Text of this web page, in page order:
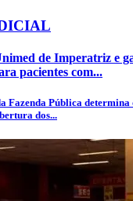
de Imperatriz e
pacientes com...
Fazenda Pública
dos...